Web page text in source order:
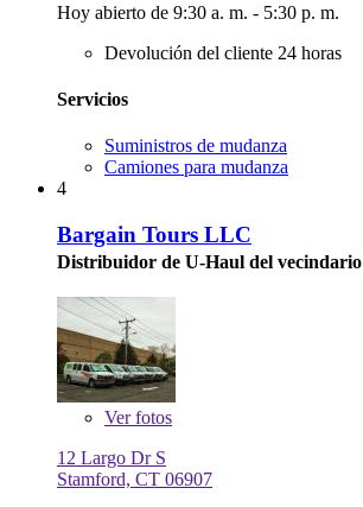
Hoy abierto de 9:30 a. m. - 5:30 p. m.
Devolución del cliente 24 horas
Servicios
Suministros de mudanza
Camiones para mudanza
4
Bargain Tours LLC
Distribuidor de U-Haul del vecindario
Verfotos
12 Largo Dr S
Stamford, CT 06907